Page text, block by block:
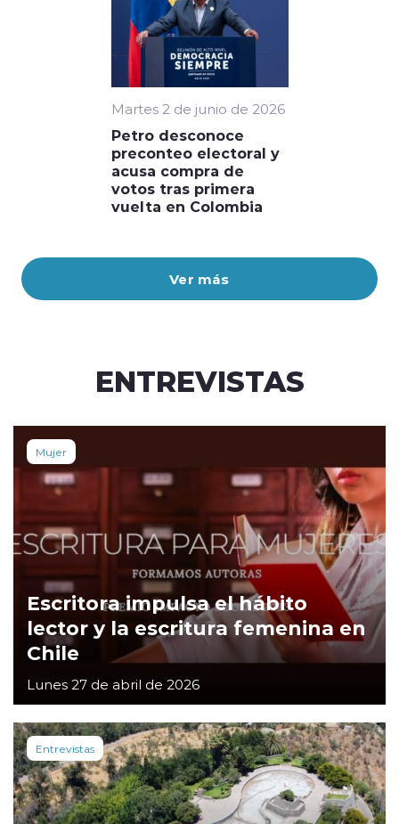
Ver más
Martes 2 de junio de 2026
Petro desconoce
preconteo electoral y
acusa compra de
votos tras primera
vuelta en Colombia
ENTREVISTAS
Mujer
Escritora impulsa el hábito
lector y la escritura femenina en
Chile
Lunes 27 de abril de 2026
Entrevistas